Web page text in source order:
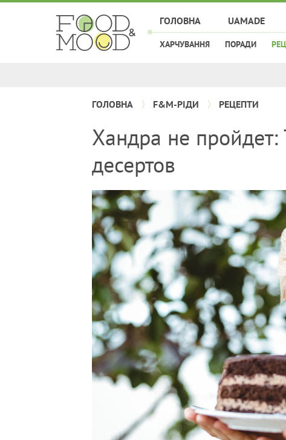
ГОЛОВНА UAMADE
ХАРЧУВАННЯ ПОРАДИ
ГОЛОВНА F&M-РІДИ РЕЦЕПТИ
Хандра не
десертов